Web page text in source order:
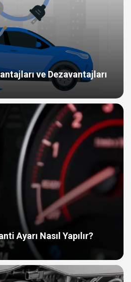
ve Dezavantajları
Ayarı Nasıl Yapılır?